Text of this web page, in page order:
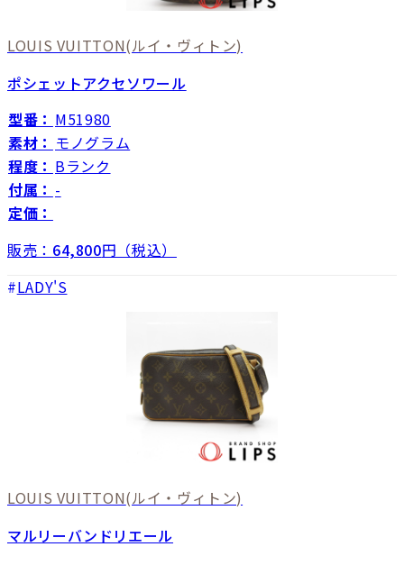
LOUIS VUITTON(ルイ・ヴィトン)
ポシェットアクセソワール
型番： M51980
素材： モノグラム
程度： Bランク
付属： -
定価：
販売： 64,800円（税込）
LADY'S
LOUIS VUITTON(ルイ・ヴィトン)
マルリーバンドリエール